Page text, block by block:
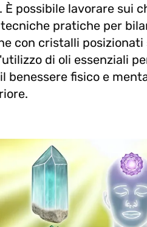
possibile lavorare sui
pratiche per
con cristalli
di oli essenziali
benessere fisico e